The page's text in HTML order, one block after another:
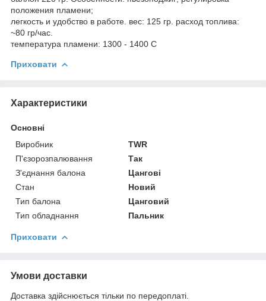
положения пламени;
легкость и удобство в работе. вес: 125 гр. расход топлива:
~80 гр/час.
температура пламени: 1300 - 1400 С
Приховати
Характеристики
Основні
Виробник
TWR
П'єзорозпалювання
Так
З'єднання балона
Цангові
Стан
Новий
Тип балона
Цанговий
Тип обладнання
Пальник
Приховати
Умови доставки
Доставка здійснюється тільки по передоплаті.